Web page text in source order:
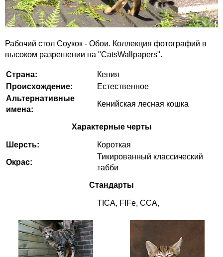
Рабочий стол Соукок - Обои. Коллекция фотографий в
высоком разрешении на "CatsWallpapers".
Страна:
Кения
Происхождение:
Естественное
Альтернативные
имена:
Кенийская лесная кошка
Характерные черты
Шерсть: Короткая
Окрас:
Тикированный классический
табби
Стандарты
TICA, FIFe, CCA,